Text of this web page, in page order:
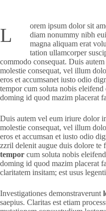
L
orem ipsum dolor sit
diam nonummy nibh
magna aliquam erat
tation ullamcorper
commodo consequat. Duis
molestie consequat, vel illum
eros et accumsanet iusto odio
tempor cum soluta nobis
doming id quod mazim placerat
Duis autem vel eum iriure dolor
molestie consequat, vel illum
eros et accumsan et iusto odio
zzril delenit augue duis dolore te
tempor cum soluta nobis
doming id quod mazim placerat
claritatem insitam; est usus
Investigationes demonstraverunt
saepius. Claritas est etiam